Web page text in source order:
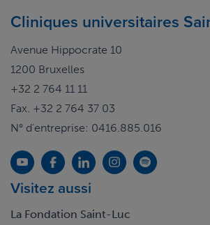
Cliniques universitaires
Avenue Hippocrate 10
1200 Bruxelles
+32 2 764 11 11
Fax. +32 2 764 37 03
N° d'entreprise: 0416.885.016
Visitez aussi
La Fondation Saint-Luc